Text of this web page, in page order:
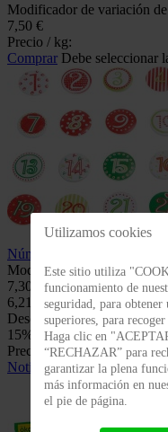
Modificador de variación
7,50 €
Precio / kg:
Comprar Debe seleccionar
Números de madera para
Modificador de variación
7,30 €
6,21 €
Descuento-1,09 €
15% Dto.
Precio / kg:
Notificarme
Utilizamos cookies
Este sitio utiliza
funcionamiento de
seguridad, para
superiores, para recoger
Haga clic en
“RECHAZAR” para
garantizar la plena
más información en
el pie de página.